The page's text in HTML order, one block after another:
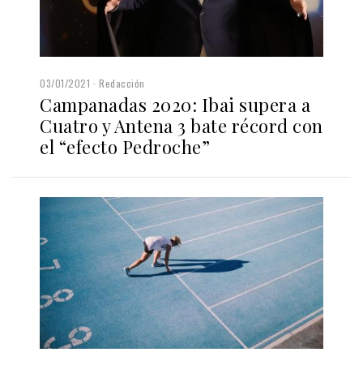
03/01/2021 Redacción
Campanadas 2020: Ibai supera a
Cuatro y Antena 3 bate récord con
el “efecto Pedroche”